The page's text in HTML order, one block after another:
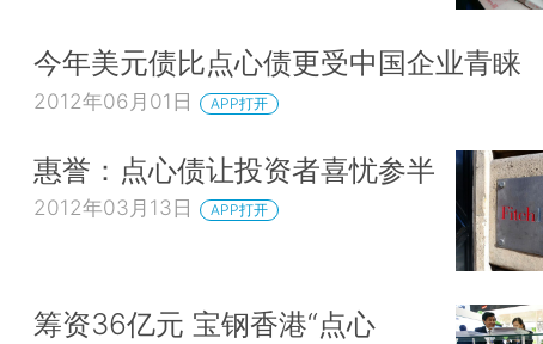
今年美元债比点心债更受中国企业青睐
2012年06月01日 APP打开
惠誉：点心债让投资者喜忧参半
2012年03月13日 APP打开
筹资36亿元 宝钢香港“点心